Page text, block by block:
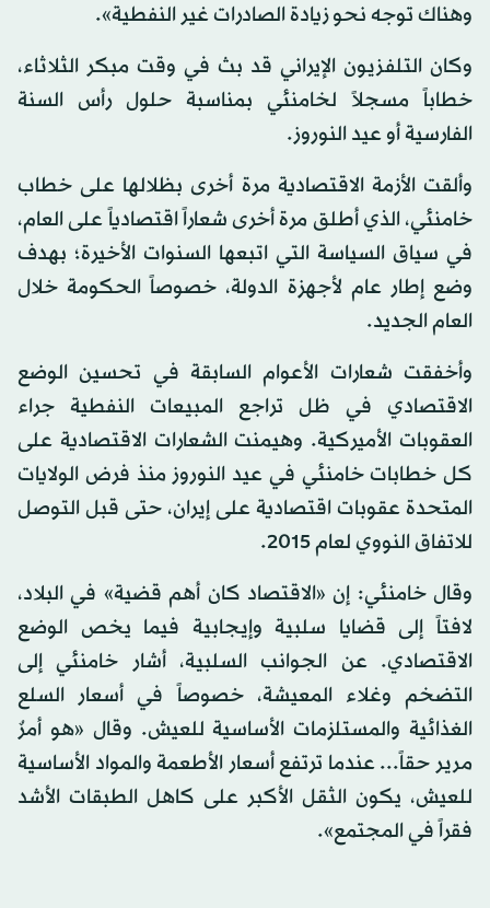
وهناك توجه نحو زيادة الصادرات غير النفطية».
وكان التلفزيون الإيراني قد بث في وقت مبكر الثلاثاء،
خطاباً مسجلاً لخامنئي بمناسبة حلول رأس السنة
الفارسية أو عيد النوروز.
وألقت الأزمة الاقتصادية مرة أخرى بظلالها على خطاب
خامنئي، الذي أطلق مرة أخرى شعاراً اقتصادياً على العام،
في سياق السياسة التي اتبعها السنوات الأخيرة؛ بهدف
وضع إطار عام لأجهزة الدولة، خصوصاً الحكومة خلال
العام الجديد.
وأخفقت شعارات الأعوام السابقة في تحسين الوضع
الاقتصادي في ظل تراجع المبيعات النفطية جراء
العقوبات الأميركية. وهيمنت الشعارات الاقتصادية على
كل خطابات خامنئي في عيد النوروز منذ فرض الولايات
المتحدة عقوبات اقتصادية على إيران، حتى قبل التوصل
للاتفاق النووي لعام 2015.
وقال خامنئي: إن «الاقتصاد كان أهم قضية» في البلاد،
لافتاً إلى قضايا سلبية وإيجابية فيما يخص الوضع
الاقتصادي. عن الجوانب السلبية، أشار خامنئي إلى
التضخم وغلاء المعيشة، خصوصاً في أسعار السلع
الغذائية والمستلزمات الأساسية للعيش. وقال «هو أمرٌ
مرير حقاً... عندما ترتفع أسعار الأطعمة والمواد الأساسية
للعيش، يكون الثقل الأكبر على كاهل الطبقات الأشد
فقراً في المجتمع».